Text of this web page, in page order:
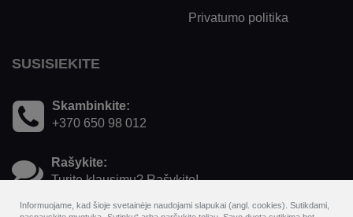
Privatumo politika
SUSISIEKITE
Skambinkite:
+370 650 98 012
Rašykite:
Turite klausimų? Rašykite!
Informuojame, kad šioje svetainėje naudojami slapukai (angl. cookies). Sutikdami,